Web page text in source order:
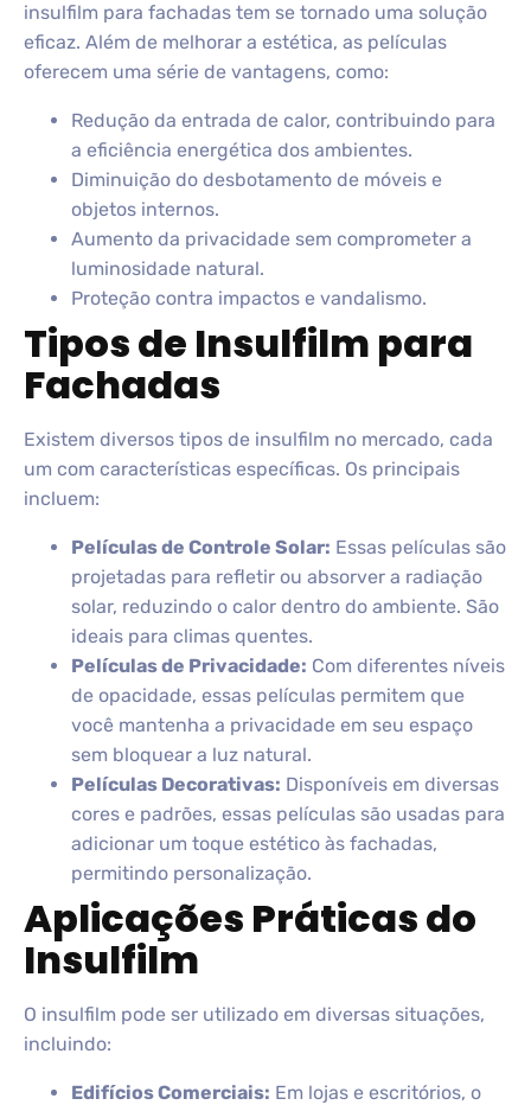
insulfilm para fachadas tem se tornado uma solução
eficaz. Além de melhorar a estética, as películas
oferecem uma série de vantagens, como:
Redução da entrada de calor, contribuindo para
a eficiência energética dos ambientes.
Diminuição do desbotamento de móveis e
objetos internos.
Aumento da privacidade sem comprometer a
luminosidade natural.
Proteção contra impactos e vandalismo.
Tipos de Insulfilm para
Fachadas
Existem diversos tipos de insulfilm no mercado, cada
um com características específicas. Os principais
incluem:
Películas de Controle Solar: Essas películas são
projetadas para refletir ou absorver a radiação
solar, reduzindo o calor dentro do ambiente. São
ideais para climas quentes.
Películas de Privacidade: Com diferentes níveis
de opacidade, essas películas permitem que
você mantenha a privacidade em seu espaço
sem bloquear a luz natural.
Películas Decorativas: Disponíveis em diversas
cores e padrões, essas películas são usadas para
adicionar um toque estético às fachadas,
permitindo personalização.
Aplicações Práticas do
Insulfilm
O insulfilm pode ser utilizado em diversas situações,
incluindo:
Edifícios Comerciais: Em lojas e escritórios, o